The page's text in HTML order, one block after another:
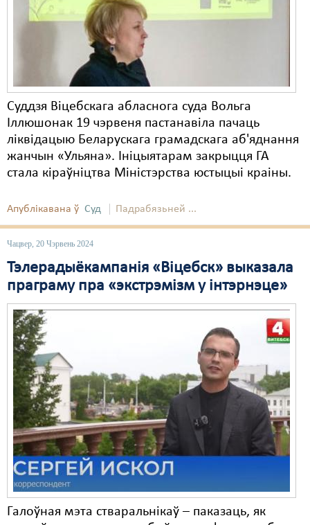
Суддзя Віцебскага абласнога суда Вольга
Іллюшонак 19 чэрвеня пастанавіла пачаць
ліквідацыю Беларускага грамадскага аб'яднання
жанчын «Ульяна». Ініцыятарам закрыцця ГА
стала кіраўніцтва Міністэрства юстыцыі краіны.
Апублікавана ў Суд Падрабязьней ...
Чацвер, 20 Чэрвень 2024
Тэлерадыёкампанія «Віцебск» выказала
праграму пра «экстрэмізм у інтэрнэце»
Галоўная мэта стваральнікаў – паказаць, як
Экалёгія
Правы працоўных
Сацыяльныя правы